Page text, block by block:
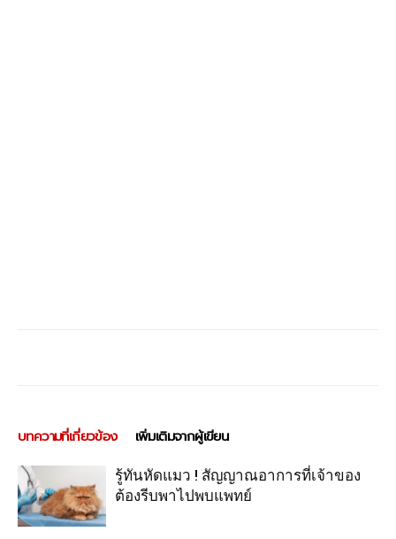
บทความที่เกี่ยวข้อง เพิ่มเติมจากผู้เขียน
รู้ทันหัดแมว ! สัญญาณอาการที่เจ้าของ
ต้องรีบพาไปพบแพทย์